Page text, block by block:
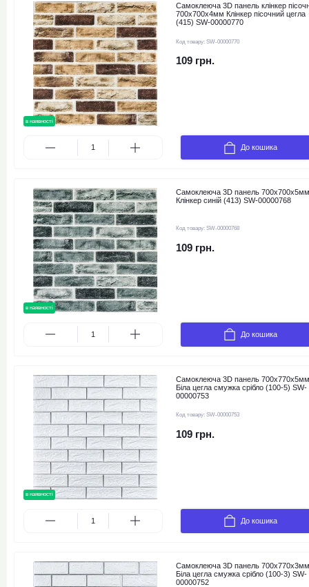
в наявності
Самоклеюча 3D панель клінкер
700x700x4мм Клінкер пісочний цегла
(415) SW-00000770
Код товару: SW-00000770
109 грн.
До кошика
в наявності
Самоклеюча 3D панель 700x700x5мм
Клінкер синій (413) SW-00000768
Код товару: SW-00000768
109 грн.
До кошика
в наявності
Самоклеюча 3D панель 700х770х5мм
Біла цегла смужка срібло (100-5) SW-
00000753
Код товару: SW-00000753
109 грн.
До кошика
Самоклеюча 3D панель 700х770х3мм
Біла цегла смужка срібло (100-3) SW-
00000752